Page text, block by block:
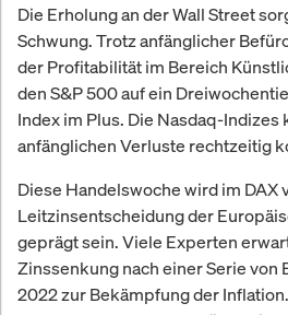
Die Erholung an der Wall Street
Schwung. Trotz anfänglicher
der Profitabilität im Bereich
den S&P 500 auf ein
Index im Plus. Die Nasdaq-Indizes
anfänglichen Verluste rechtzeitig
Diese Handelswoche wird im
Leitzinsentscheidung der
geprägt sein. Viele Experten
Zinssenkung nach einer Serie von
2022 zur Bekämpfung der